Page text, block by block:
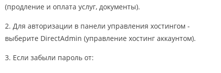
(продление и оплата услуг, документы).
2. Для авторизации в панели управления хостингом -
выберите DirectAdmin (управление хостинг аккаунтом).
3. Если забыли пароль от: